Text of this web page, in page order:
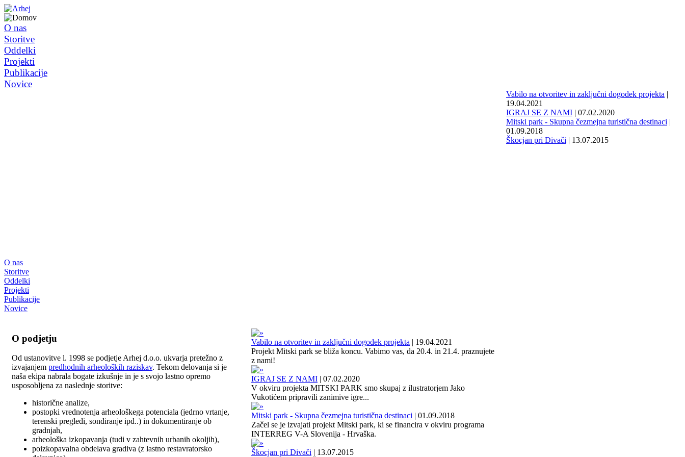
O nas
Storitve
Oddelki
Projekti
Publikacije
Novice
O nas
Storitve
Oddelki
Projekti
Publikacije
Novice
Vabilo na otvoritev in zaključni dogodek projekta |
19.04.2021
IGRAJ SE Z NAMI | 07.02.2020
Mitski park - Skupna čezmejna turistična destinaci |
01.09.2018
Škocjan pri Divači | 13.07.2015
O podjetju
Od ustanovitve l. 1998 se podjetje Arhej d.o.o. ukvarja pretežno z
izvajanjem predhodnih arheoloških raziskav. Tekom delovanja si je
naša ekipa nabrala bogate izkušnje in je s svojo lastno opremo
usposobljena za naslednje storitve:
historične analize,
postopki vrednotenja arheološkega potenciala (jedrno vrtanje,
terenski pregledi, sondiranje ipd..) in dokumentiranje ob
gradnjah,
arheološka izkopavanja (tudi v zahtevnih urbanih okoljih),
poizkopavalna obdelava gradiva (z lastno restavratorsko
Vabilo na otvoritev in zaključni dogodek projekta | 19.04.2021
Projekt Mitski park se bliža koncu. Vabimo vas, da 20.4. in 21.4. praznujete
z nami!
IGRAJ SE Z NAMI | 07.02.2020
V okviru projekta MITSKI PARK smo skupaj z ilustratorjem Jako
Vukotićem pripravili zanimive igre...
Mitski park - Skupna čezmejna turistična destinaci | 01.09.2018
Začel se je izvajati projekt Mitski park, ki se financira v okviru programa
INTERREG V-A Slovenija - Hrvaška.
Škocjan pri Divači | 13.07.2015